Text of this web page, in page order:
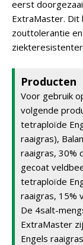
eerst
ExtraMaster.
zouttolerantie
Producten
Voor gebruik
volgende
tetraploïde
raaigras),
raaigras, 30%
gecoat
tetraploïde
raaigras, 15%
De 4salt-
ExtraMaster
Engels